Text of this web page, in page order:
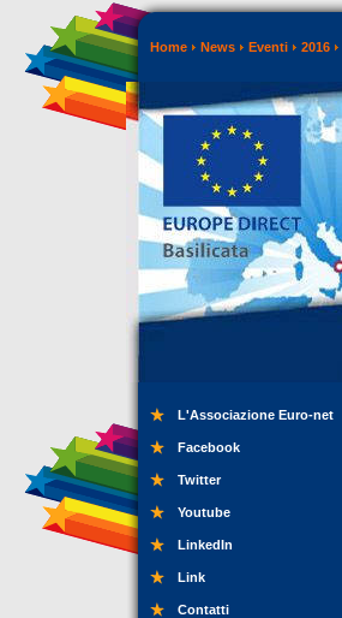
Home News Eventi 2016
L'Associazione Euro-net
Facebook
Twitter
Youtube
LinkedIn
Link
Contatti